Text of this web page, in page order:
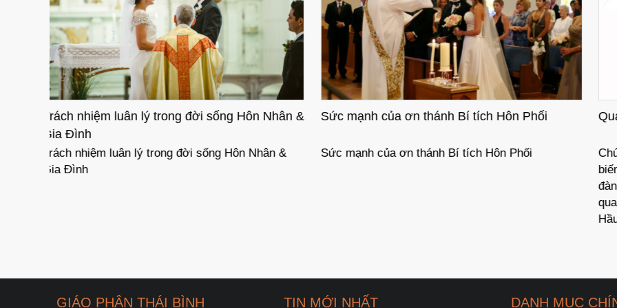
Sức mạnh của ơn thánh Bí tích Hôn Phối
Sức mạnh của ơn thánh Bí tích Hôn Phối
Quan niệm về phái tính
Chúng ta thường nghe những câu phê bình châm
GIÁO PHẬN THÁI BÌNH TIN MỚI NHẤT DANH MỤC